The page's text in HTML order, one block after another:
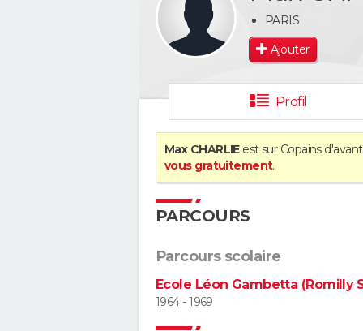
PARIS
Ajouter
Profil
Max CHARLIEest sur Copains
vous gratuitement.
PARCOURS
Parcours scolaire
Ecole Léon Gambetta (Romilly
1964 - 1969